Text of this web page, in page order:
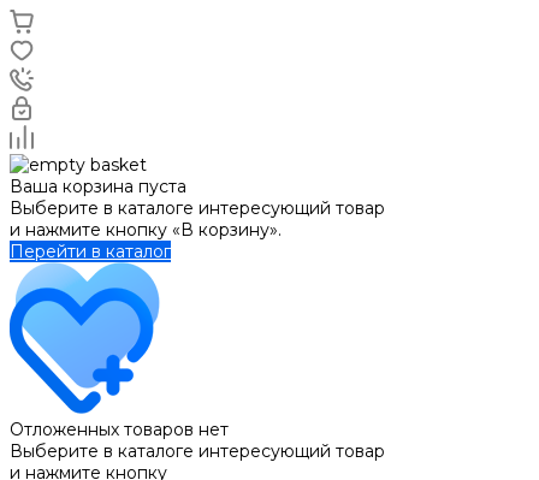
Ваша корзина пуста
Выберите в каталоге интересующий товар
и нажмите кнопку «В корзину».
Перейти в каталог
Отложенных товаров нет
Выберите в каталоге интересующий товар
и нажмите кнопку